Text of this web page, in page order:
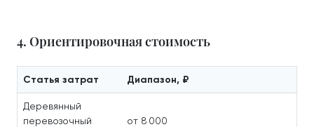
4. Ориентировочная стоимость
Статья затрат Диапазон, ₽
Деревянный
перевозочный
от 8 000